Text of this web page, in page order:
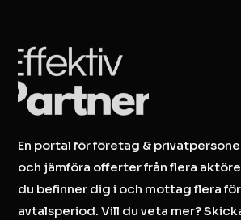
En portal för företag &
och jämföra offerter från flera
du befinner dig i och mottag flera
avtalsperiod. Vill du veta mer?